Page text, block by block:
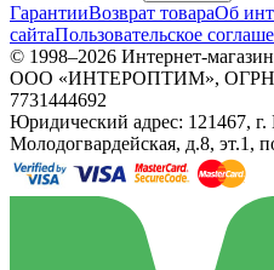
ГарантииВозврат товараОб
сайтаПользовательское
© 1998–2026 Интернет-
ООО «ИНТЕРОПТИМ», ОГРН
7731444692
Юридический адрес: 121467, г.
Молодогвардейская, д.8, эт.1,